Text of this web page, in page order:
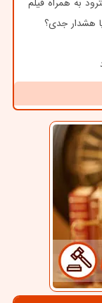
به همراه فیلم
هشدار جدی؟